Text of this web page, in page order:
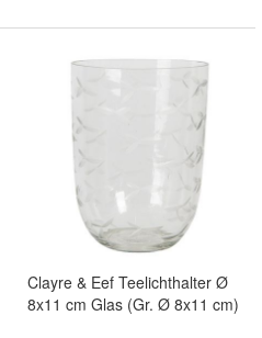
Clayre & Eef Teelichthalter Ø
8x11 cm Glas (Gr. Ø 8x11 cm)